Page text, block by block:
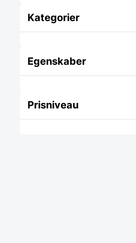
Kategorier
Egenskaber
Prisniveau